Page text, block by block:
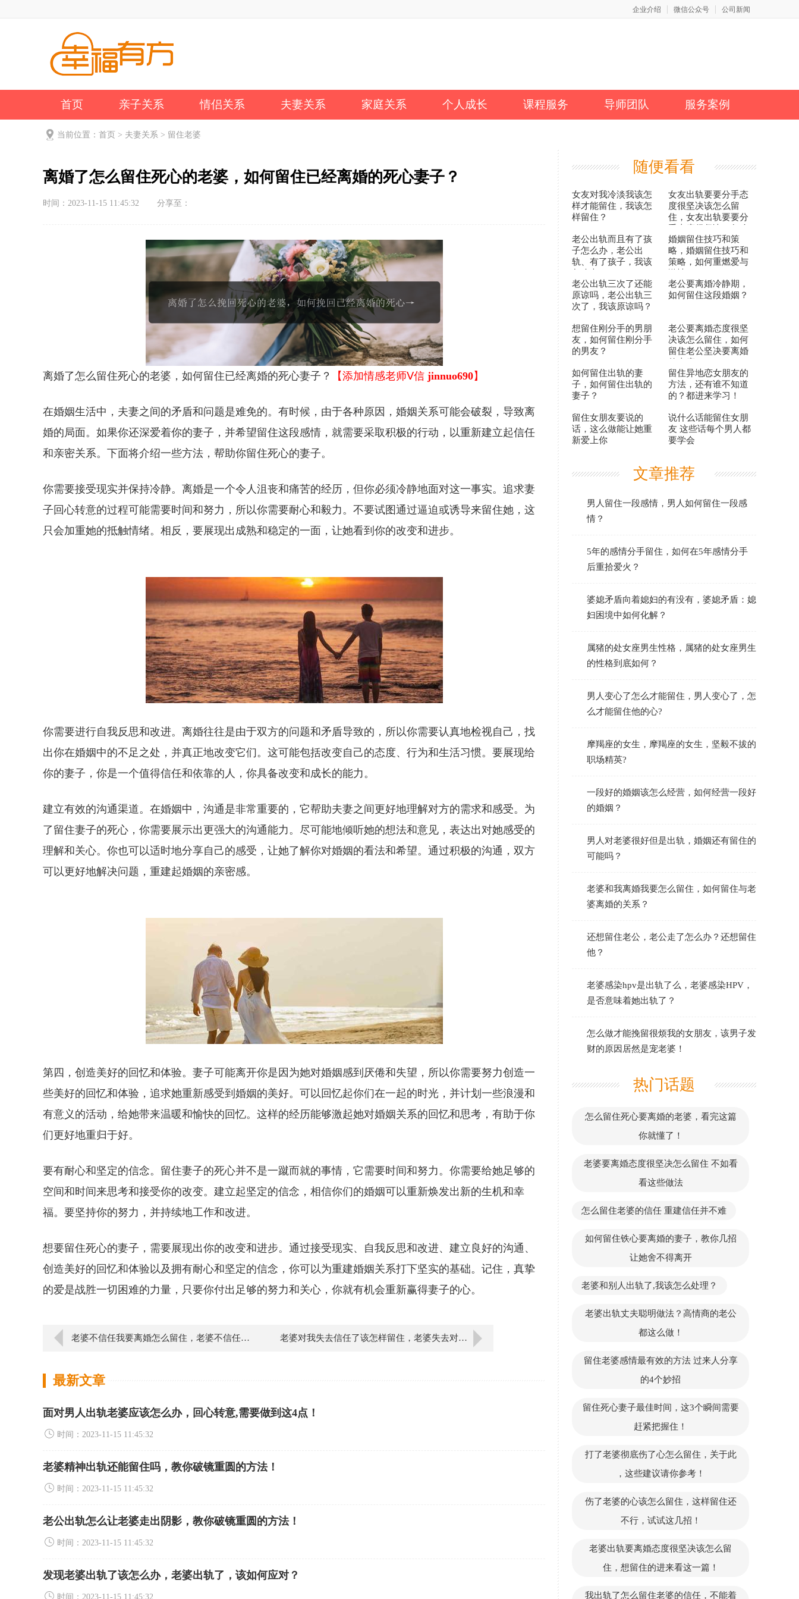
企业介绍 微信公众号 公司新闻
首页 亲子关系 情侣关系 夫妻关系 家庭关系 个人成长 课程服务 导师团队 服务案例
公司新闻 关于我们
当前位置： 首页 > 夫妻关系 > 留住老婆
离婚了怎么留住死心的老婆，如何留住已经离婚的死心妻子？
时间：2023-11-15 11:45:32 分享至：
离婚了怎么留住死心的老婆，如何留住已经离婚的死心妻子？ 【添加情感老师Ⅴ信 jinnuo690】
在婚姻生活中，夫妻之间的矛盾和问题是难免的。有时候，由于各种原因，婚姻关系可能会破裂，导致离
婚的局面。如果你还深爱着你的妻子，并希望留住这段感情，就需要采取积极的行动，以重新建立起信任
和亲密关系。下面将介绍一些方法，帮助你留住死心的妻子。
你需要接受现实并保持冷静。离婚是一个令人沮丧和痛苦的经历，但你必须冷静地面对这一事实。追求妻
子回心转意的过程可能需要时间和努力，所以你需要耐心和毅力。不要试图通过逼迫或诱导来留住她，这
只会加重她的抵触情绪。相反，要展现出成熟和稳定的一面，让她看到你的改变和进步。
你需要进行自我反思和改进。离婚往往是由于双方的问题和矛盾导致的，所以你需要认真地检视自己，找
出你在婚姻中的不足之处，并真正地改变它们。这可能包括改变自己的态度、行为和生活习惯。要展现给
你的妻子，你是一个值得信任和依靠的人，你具备改变和成长的能力。
建立有效的沟通渠道。在婚姻中，沟通是非常重要的，它帮助夫妻之间更好地理解对方的需求和感受。为
了留住妻子的死心，你需要展示出更强大的沟通能力。尽可能地倾听她的想法和意见，表达出对她感受的
理解和关心。你也可以适时地分享自己的感受，让她了解你对婚姻的看法和希望。通过积极的沟通，双方
可以更好地解决问题，重建起婚姻的亲密感。
第四，创造美好的回忆和体验。妻子可能离开你是因为她对婚姻感到厌倦和失望，所以你需要努力创造一
些美好的回忆和体验，追求她重新感受到婚姻的美好。可以回忆起你们在一起的时光，并计划一些浪漫和
有意义的活动，给她带来温暖和愉快的回忆。这样的经历能够激起她对婚姻关系的回忆和思考，有助于你
们更好地重归于好。
要有耐心和坚定的信念。留住妻子的死心并不是一蹴而就的事情，它需要时间和努力。你需要给她足够的
空间和时间来思考和接受你的改变。建立起坚定的信念，相信你们的婚姻可以重新焕发出新的生机和幸
福。要坚持你的努力，并持续地工作和改进。
想要留住死心的妻子，需要展现出你的改变和进步。通过接受现实、自我反思和改进、建立良好的沟通、
创造美好的回忆和体验以及拥有耐心和坚定的信念，你可以为重建婚姻关系打下坚实的基础。记住，真挚
的爱是战胜一切困难的力量，只要你付出足够的努力和关心，你就有机会重新赢得妻子的心。
老婆不信任我要离婚怎么留住，老婆不信任我要离婚，如何留住？ 老婆对我失去信任了该怎样留住，老婆失去对我的信任了，如何留住？
最新文章
面对男人出轨老婆应该怎么办，回心转意,需要做到这4点！
时间：2023-11-15 11:45:32
老婆精神出轨还能留住吗，教你破镜重圆的方法！
时间：2023-11-15 11:45:32
老公出轨怎么让老婆走出阴影，教你破镜重圆的方法！
时间：2023-11-15 11:45:32
发现老婆出轨了该怎么办，老婆出轨了，该如何应对？
时间：2023-11-15 11:45:32
随便看看
女友对我冷淡我该怎
样才能留住，我该怎
样留住？
女友出轨要要分手态
度很坚决该怎么留
住，女友出轨要要分
留住才能成功呢？
老公出轨而且有了孩
子怎么办，老公出
轨、有了孩子，我该
婚姻留住技巧和策
略，婚姻留住技巧和
策略，如何重燃爱与
老公出轨三次了还能
原谅吗，老公出轨三
次了，我该原谅吗？
老公要离婚冷静期，
如何留住这段婚姻？
想留住刚分手的男朋
友，如何留住刚分手
的男友？
老公要离婚态度很坚
决该怎么留住，如何
留住老公坚决要离婚
如何留住出轨的妻
子，如何留住出轨的
妻子？
留住异地恋女朋友的
方法，还有谁不知道
的？都进来学习！
留住女朋友要说的
话，这么做能让她重
新爱上你
说什么话能留住女朋
友 这些话每个男人都
要学会
文章推荐
男人留住一段感情，男人如何留住一段感
情？
5年的感情分手留住，如何在5年感情分手
后重拾爱火？
婆媳矛盾向着媳妇的有没有，婆媳矛盾：媳
妇困境中如何化解？
属猪的处女座男生性格，属猪的处女座男生
的性格到底如何？
男人变心了怎么才能留住，男人变心了，怎
么才能留住他的心?
摩羯座的女生，摩羯座的女生，坚毅不拔的
职场精英?
一段好的婚姻该怎么经营，如何经营一段好
的婚姻？
男人对老婆很好但是出轨，婚姻还有留住的
可能吗？
老婆和我离婚我要怎么留住，如何留住与老
婆离婚的关系？
还想留住老公，老公走了怎么办？还想留住
他？
老婆感染hpv是出轨了么，老婆感染HPV，
是否意味着她出轨了？
怎么做才能挽留很烦我的女朋友，该男子发
财的原因居然是宠老婆！
热门话题
怎么留住死心要离婚的老婆，看完这篇
你就懂了！
老婆要离婚态度很坚决怎么留住 不如看
看这些做法
怎么留住老婆的信任 重建信任并不难
如何留住铁心要离婚的妻子，教你几招
让她舍不得离开
老婆和别人出轨了,我该怎么处理？
老婆出轨丈夫聪明做法？高情商的老公
都这么做！
留住老婆感情最有效的方法 过来人分享
的4个妙招
留住死心妻子最佳时间，这3个瞬间需要
赶紧把握住！
打了老婆彻底伤了心怎么留住，关于此
，这些建议请你参考！
伤了老婆的心该怎么留住，这样留住还
不行，试试这几招！
老婆出轨要离婚态度很坚决该怎么留
住，想留住的进来看这一篇！
我出轨了怎么留住老婆的信任，不能着